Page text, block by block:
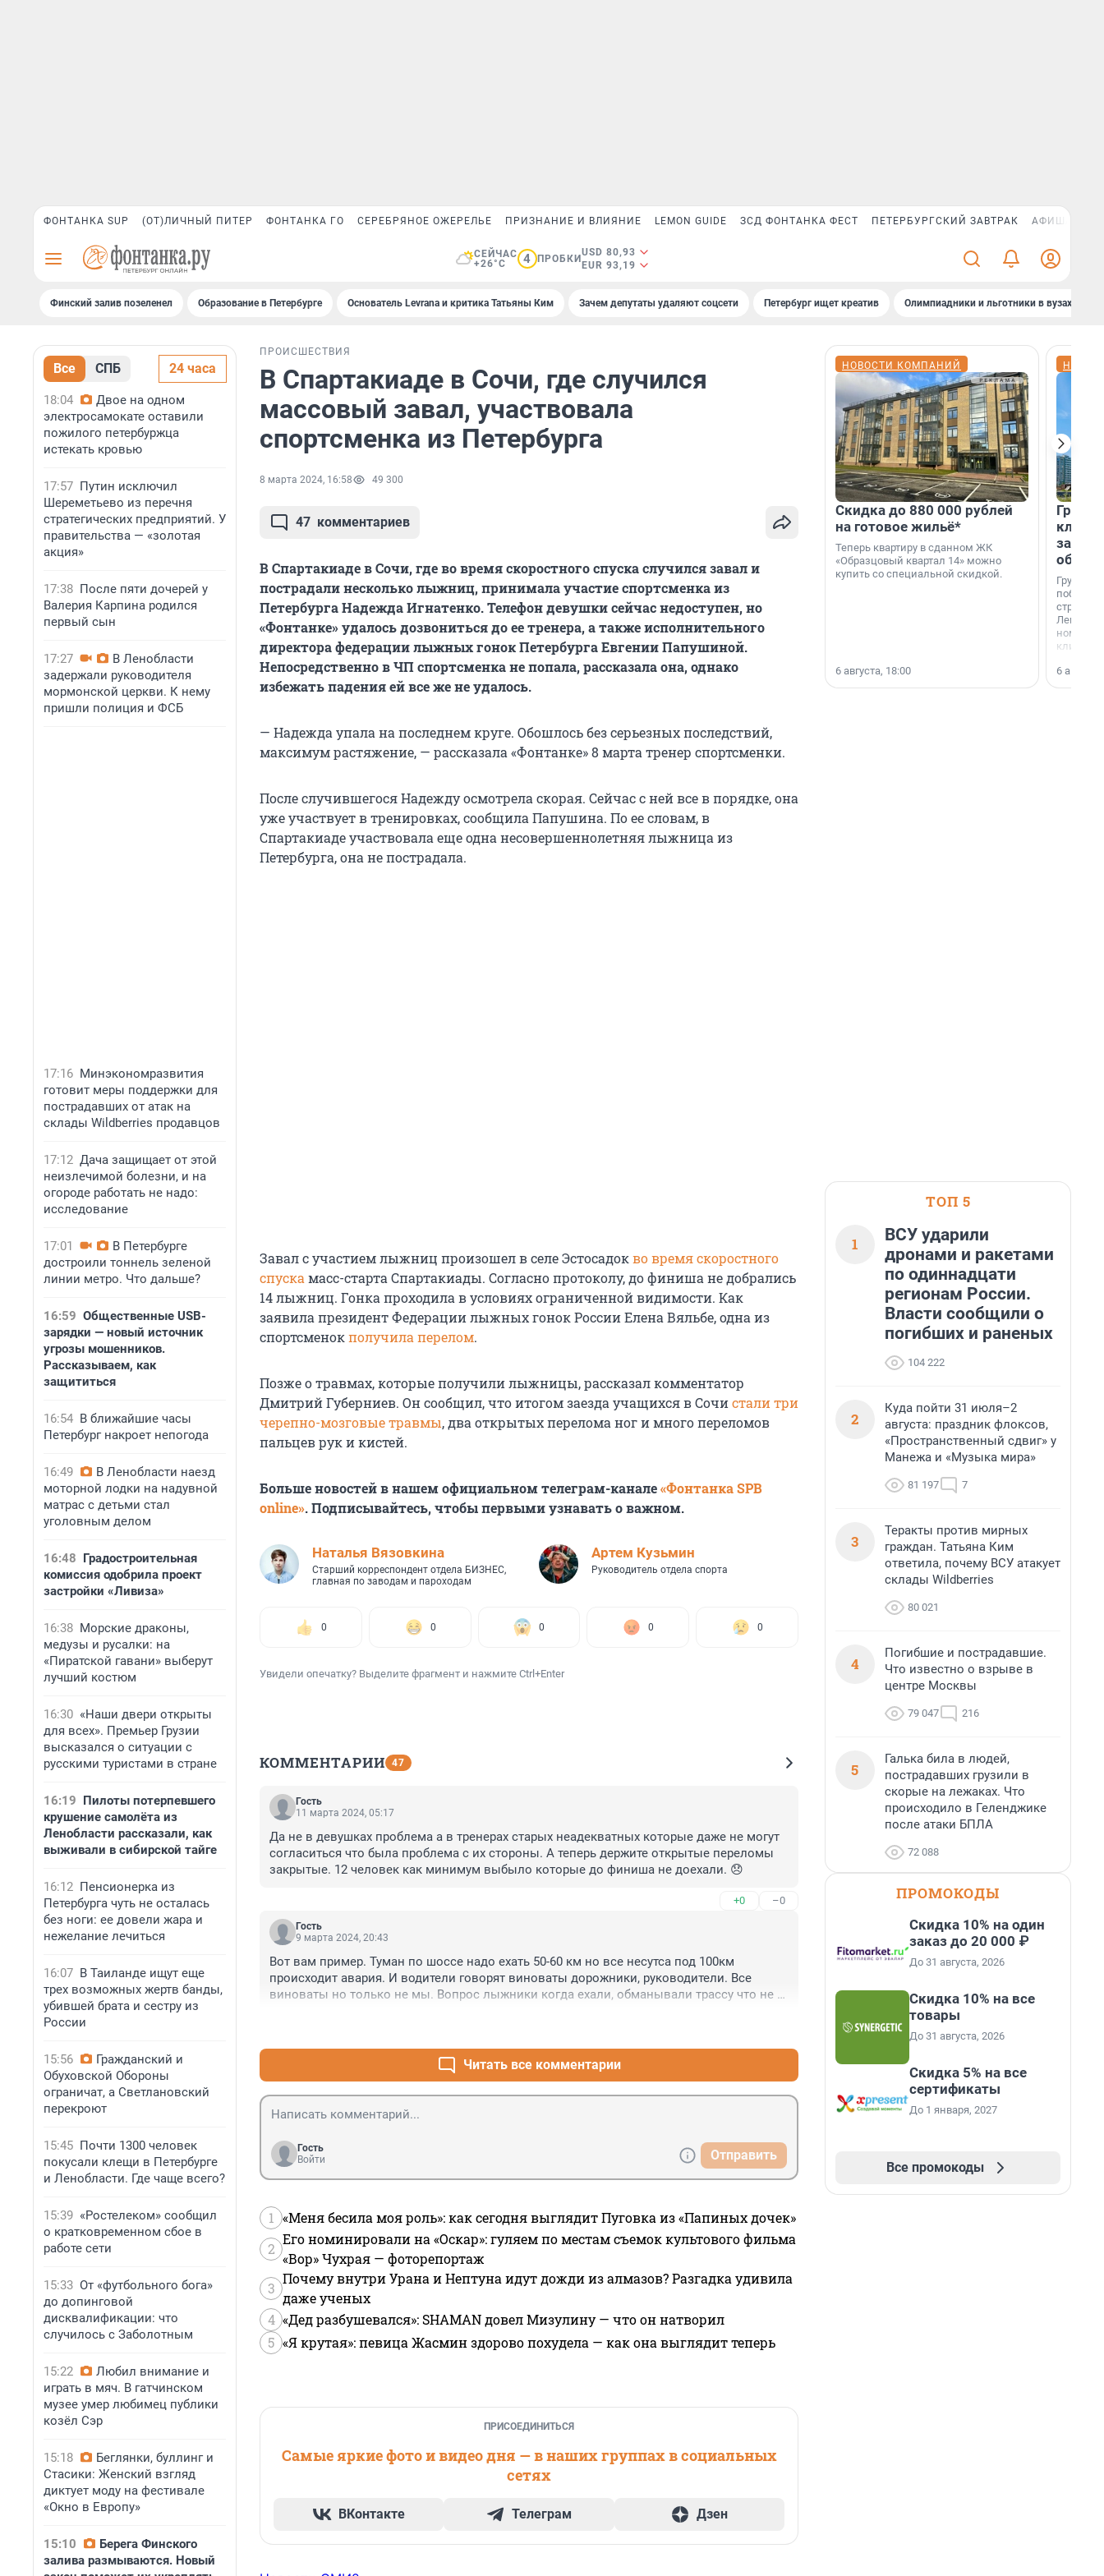
ФОНТАНКА SUP (ОТ)ЛИЧНЫЙ ПИТЕР ФОНТАНКА ГО СЕРЕБРЯНОЕ ОЖЕРЕЛЬЕ ПРИЗНАНИЕ И ВЛИЯНИЕ LEMON GUIDE ЗСД ФОНТАНКА ФЕСТ ПЕТЕРБУРГСКИЙ ЗАВТРАК АФИША PLUS
СЕЙЧАС
+26°C
4 ПРОБКИ
USD 80,93
EUR 93,19
Финский залив позеленел Образование в Петербурге Основатель Levrana и критика Татьяны Ким Зачем депутаты удаляют соцсети Петербург ищет креатив Олимпиадники и льготники в вузах СПб
Все СПБ 24 часа
18:04
Двое на одном
электросамокате оставили
пожилого петербуржца
истекать кровью
17:57 Путин исключил
Шереметьево из перечня
стратегических предприятий. У
правительства — «золотая
акция»
17:38 После пяти дочерей у
Валерия Карпина родился
первый сын
17:27
В Ленобласти
задержали руководителя
мормонской церкви. К нему
пришли полиция и ФСБ
17:16 Минэкономразвития
готовит меры поддержки для
пострадавших от атак на
склады Wildberries продавцов
17:12 Дача защищает от этой
неизлечимой болезни, и на
огороде работать не надо:
исследование
17:01
В Петербурге
достроили тоннель зеленой
линии метро. Что дальше?
16:59 Общественные USB-
зарядки — новый источник
угрозы мошенников.
Рассказываем, как
защититься
16:54 В ближайшие часы
Петербург накроет непогода
16:49
В Ленобласти наезд
моторной лодки на надувной
матрас с детьми стал
уголовным делом
16:48 Градостроительная
комиссия одобрила проект
застройки «Ливиза»
16:38 Морские драконы,
медузы и русалки: на
«Пиратской гавани» выберут
лучший костюм
16:30 «Наши двери открыты
для всех». Премьер Грузии
высказался о ситуации с
русскими туристами в стране
16:19 Пилоты потерпевшего
крушение самолёта из
Ленобласти рассказали, как
выживали в сибирской тайге
16:12 Пенсионерка из
Петербурга чуть не осталась
без ноги: ее довели жара и
нежелание лечиться
16:07 В Таиланде ищут еще
трех возможных жертв банды,
убившей брата и сестру из
России
15:56
Гражданский и
Обуховской Обороны
ограничат, а Светлановский
перекроют
15:45 Почти 1300 человек
покусали клещи в Петербурге
и Ленобласти. Где чаще всего?
15:39 «Ростелеком» сообщил
о кратковременном сбое в
работе сети
15:33 От «футбольного бога»
до допинговой
дисквалификации: что
случилось с Заболотным
15:22
Любил внимание и
играть в мяч. В гатчинском
музее умер любимец публики
козёл Сэр
15:18
Беглянки, буллинг и
Стасики: Женский взгляд
диктует моду на фестивале
«Окно в Европу»
15:10
Берега Финского
залива размываются. Новый
ПРОИСШЕСТВИЯ
В Спартакиаде в Сочи, где случился
массовый завал, участвовала
спортсменка из Петербурга
8 марта 2024, 16:58 49 300
47 комментариев
В Спартакиаде в Сочи, где во время скоростного спуска случился завал и
пострадали несколько лыжниц, принимала участие спортсменка из
Петербурга Надежда Игнатенко. Телефон девушки сейчас недоступен, но
«Фонтанке» удалось дозвониться до ее тренера, а также исполнительного
директора федерации лыжных гонок Петербурга Евгении Папушиной.
Непосредственно в ЧП спортсменка не попала, рассказала она, однако
избежать падения ей все же не удалось.
— Надежда упала на последнем круге. Обошлось без серьезных последствий,
максимум растяжение, — рассказала «Фонтанке» 8 марта тренер спортсменки.
После случившегося Надежду осмотрела скорая. Сейчас с ней все в порядке, она
уже участвует в тренировках, сообщила Папушина. По ее словам, в
Спартакиаде участвовала еще одна несовершеннолетняя лыжница из
Петербурга, она не пострадала.
Завал с участием лыжниц произошел в селе Эстосадокво время скоростного
спуска масс-старта Спартакиады. Согласно протоколу, до финиша не добрались
14 лыжниц. Гонка проходила в условиях ограниченной видимости. Как
заявила президент Федерации лыжных гонок России Елена Вяльбе, одна из
спортсменокполучила перелом.
Позже о травмах, которые получили лыжницы, рассказал комментатор
Дмитрий Губерниев. Он сообщил, что итогом заезда учащихся в Сочистали три
черепно-мозговые травмы, два открытых перелома ног и много переломов
пальцев рук и кистей.
Больше новостей в нашем официальном телеграм-канале«Фонтанка SPB
online». Подписывайтесь, чтобы первыми узнавать о важном.
Наталья Вязовкина
Старший корреспондент отдела БИЗНЕС,
главная по заводам и пароходам
Артем Кузьмин
Руководитель отдела спорта
0 0 0 0 0
Увидели опечатку? Выделите фрагмент и нажмите Ctrl+Enter
КОММЕНТАРИИ 47
Гость
11 марта 2024, 05:17
Да не в девушках проблема а в тренерах старых неадекватных которые даже не могут
согласиться что была проблема с их стороны. А теперь держите открытые переломы
закрытые. 12 человек как минимум выбыло которые до финиша не доехали. 😞
+0 –0
Гость
9 марта 2024, 20:43
Вот вам пример. Туман по шоссе надо ехать 50-60 км но все несутса под 100км
происходит авария. И водители говорят виноваты дорожники, руководители. Все
виноваты но только не мы. Вопрос лыжники когда ехали, обманывали трассу что не
Читать все комментарии
Гость
Войти
Отправить
1 «Меня бесила моя роль»: как сегодня выглядит Пуговка из «Папиных дочек»
2
Его номинировали на «Оскар»: гуляем по местам съемок культового фильма
«Вор» Чухрая — фоторепортаж
3
Почему внутри Урана и Нептуна идут дожди из алмазов? Разгадка удивила
даже ученых
4 «Дед разбушевался»: SHAMAN довел Мизулину — что он натворил
5 «Я крутая»: певица Жасмин здорово похудела — как она выглядит теперь
ПРИСОЕДИНИТЬСЯ
Самые яркие фото и видео дня — в наших группах в социальных
сетях
ВКонтакте Телеграм Дзен
НОВОСТИ КОМПАНИЙ
Скидка до 880 000 рублей
на готовое жильё*
Теперь квартиру в сданном ЖК
«Образцовый квартал 14» можно
купить со специальной скидкой.
6 августа, 18:00
Группа
области».
6
ТОП 5
1
ВСУ ударили
дронами и ракетами
по одиннадцати
регионам России.
Власти сообщили о
погибших и раненых
104 222
2
Куда пойти 31 июля–2
августа: праздник флоксов,
«Пространственный сдвиг» у
Манежа и «Музыка мира»
81 197 7
3
Теракты против мирных
граждан. Татьяна Ким
ответила, почему ВСУ атакует
склады Wildberries
80 021
4
Погибшие и пострадавшие.
Что известно о взрыве в
центре Москвы
79 047 216
5
Галька била в людей,
пострадавших грузили в
скорые на лежаках. Что
происходило в Геленджике
после атаки БПЛА
72 088
ПРОМОКОДЫ
Скидка 10% на один
заказ до 20 000 ₽
До 31 августа, 2026
Скидка 10% на все
товары
До 31 августа, 2026
Скидка 5% на все
сертификаты
До 1 января, 2027
Все промокоды